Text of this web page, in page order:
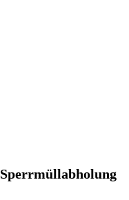
Sperrmüllabholung